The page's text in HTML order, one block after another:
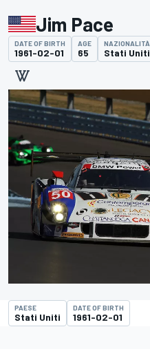
Jim Pace
DATE OF BIRTH
1961-02-01
AGE
65
NAZIONALITÀ
Stati Uniti
PAESE
Stati Uniti
DATE OF BIRTH
1961-02-01